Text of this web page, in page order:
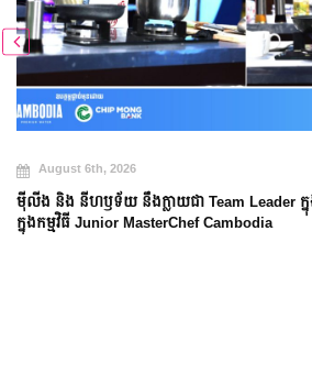
August 6th, 2026
ម៉ីលីង និង នីហឫទ័យ នឹងក្លាយជា Team Leader ក្នុ
ក្នុងកម្មវិធី Junior MasterChef Cambodia